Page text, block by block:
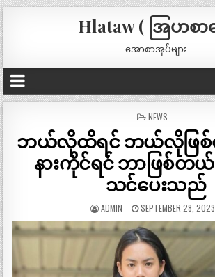
Hlataw ( အြပာစာ
အောစာအုပ်များ
POSTED
NEWS
ဘယ်လိုထိရင် ဘယ်လိုဖြ
နားကိုင်ရင် ဘာဖြစ်တ
သင်ပေးသည်
ADMIN SEPTEMBER 28, 2023